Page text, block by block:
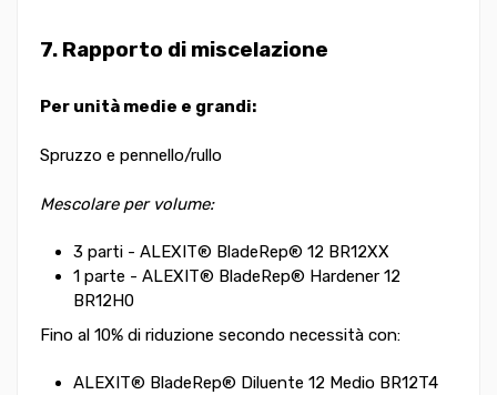
7. Rapporto di miscelazione
Per unità medie e grandi:
Spruzzo e pennello/rullo
Mescolare per volume:
3 parti - ALEXIT® BladeRep® 12 BR12XX
1 parte - ALEXIT® BladeRep® Hardener 12
BR12H0
Fino al 10% di riduzione secondo necessità con:
ALEXIT® BladeRep® Diluente 12 Medio BR12T4